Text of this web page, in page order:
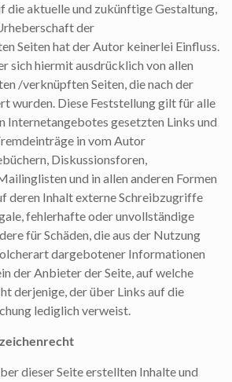
die aktuelle und zukünftige Gestaltung,
der
Seiten hat der Autor keinerlei Einfluss.
sich hiermit ausdrücklich von allen
/verknüpften Seiten, die nach der
wurden. Diese Feststellung gilt für alle
Internetangebotes gesetzten Links und
in vom Autor
Diskussionsforen,
und in allen anderen Formen
deren Inhalt externe Schreibzugriffe
fehlerhafte oder unvollständige
für Schäden, die aus der Nutzung
dargebotener Informationen
der Anbieter der Seite, auf welche
derjenige, der über Links auf die
lediglich verweist.
dieser Seite erstellten Inhalte und